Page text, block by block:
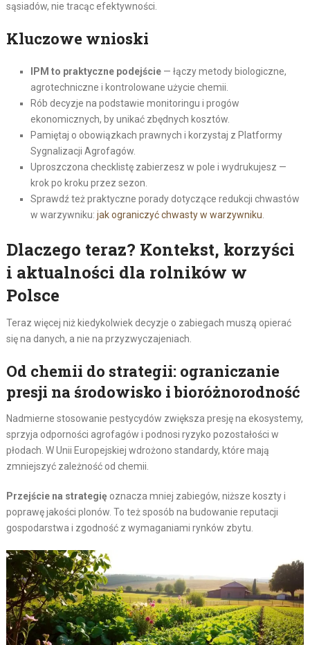
sąsiadów, nie tracąc efektywności.
Kluczowe wnioski
IPM to praktyczne podejście— łączy metody biologiczne,
agrotechniczne i kontrolowane użycie chemii.
Rób decyzje na podstawie monitoringu i progów
ekonomicznych, by unikać zbędnych kosztów.
Pamiętaj o obowiązkach prawnych i korzystaj z Platformy
Sygnalizacji Agrofagów.
Uproszczona checklistę zabierzesz w pole i wydrukujesz —
krok po kroku przez sezon.
Sprawdź też praktyczne porady dotyczące redukcji chwastów
w warzywniku: jak ograniczyć chwasty w warzywniku.
Dlaczego teraz? Kontekst, korzyści
i aktualności dla rolników w
Polsce
Teraz więcej niż kiedykolwiek decyzje o zabiegach muszą opierać
się na danych, a nie na przyzwyczajeniach.
Od chemii do strategii: ograniczanie
presji na środowisko i bioróżnorodność
Nadmierne stosowanie pestycydów zwiększa presję na ekosystemy,
sprzyja odporności agrofagów i podnosi ryzyko pozostałości w
płodach. W Unii Europejskiej wdrożono standardy, które mają
zmniejszyć zależność od chemii.
Przejście na strategięoznacza mniej zabiegów, niższe koszty i
poprawę jakości plonów. To też sposób na budowanie reputacji
gospodarstwa i zgodność z wymaganiami rynków zbytu.